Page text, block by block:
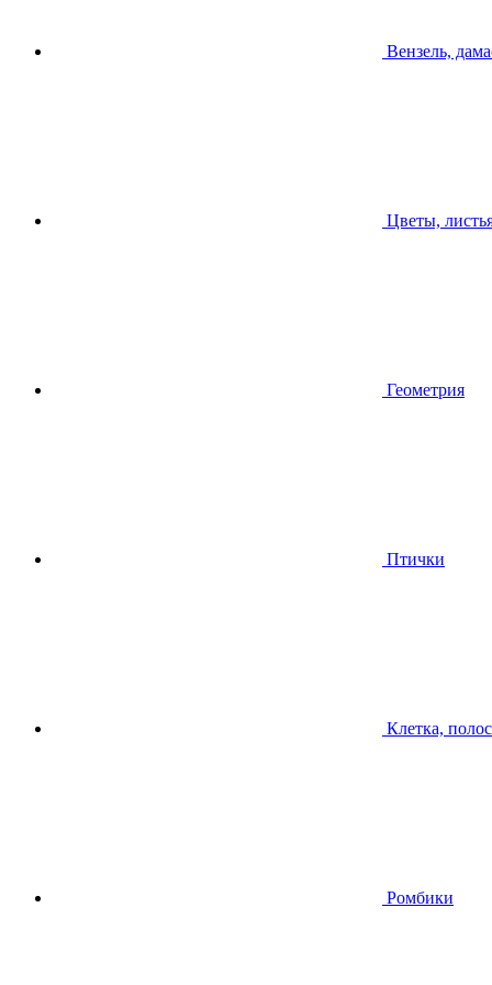
Вензель,
Цветы,
Геометрия
Птички
Клетка,
Ромбики